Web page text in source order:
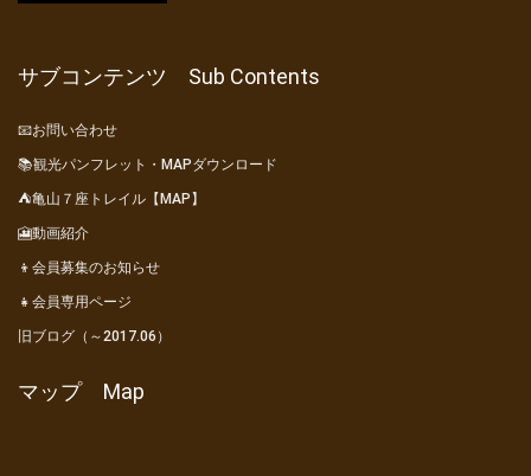
サブコンテンツ Sub Contents
📧お問い合わせ
📚観光パンフレット・MAPダウンロード
⛺亀山７座トレイル【MAP】
🎦動画紹介
👦会員募集のお知らせ
👧会員専用ページ
旧ブログ（～2017.06）
マップ Map